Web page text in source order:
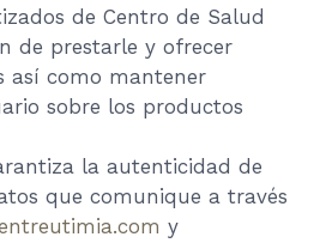
de Centro de Salud
de prestarle y ofrecer
así como mantener
sobre los productos
la autenticidad de
que comunique a través
y